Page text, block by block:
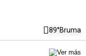
89°Bruma